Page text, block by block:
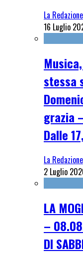
La Redazione
16 Luglio
stessa
grazia
Dalle
La Redazione
2 Luglio
LA
–
DI